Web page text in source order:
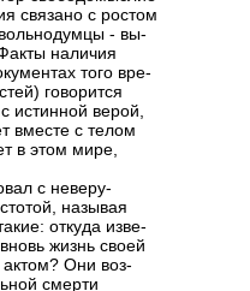
связано с ростом
- вы-
наличия
того вре-
говорится
истинной верой,
вместе с телом
в этом мире,
с неверу-
называя
откуда изве-
жизнь своей
Они воз-
смерти